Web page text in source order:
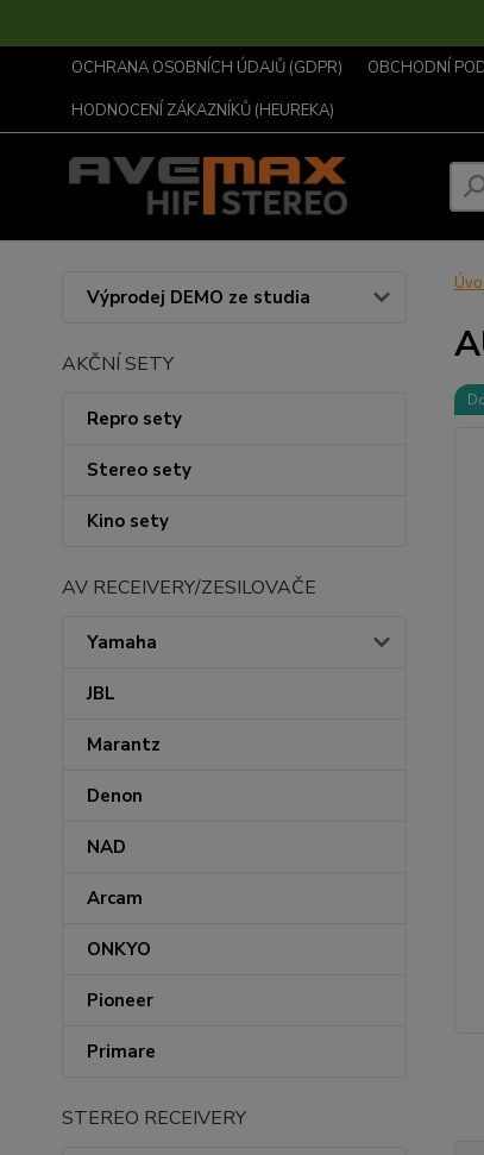
OCHRANA OSOBNÍCH ÚDAJŮ (GDPR) OBCHODNÍ
HODNOCENÍ ZÁKAZNÍKŮ (HEUREKA)
Výprodej DEMO ze studia
AKČNÍ SETY
Repro sety
Stereo sety
Kino sety
AV RECEIVERY/ZESILOVAČE
Yamaha
JBL
Marantz
Denon
NAD
Arcam
ONKYO
Pioneer
Primare
STEREO RECEIVERY